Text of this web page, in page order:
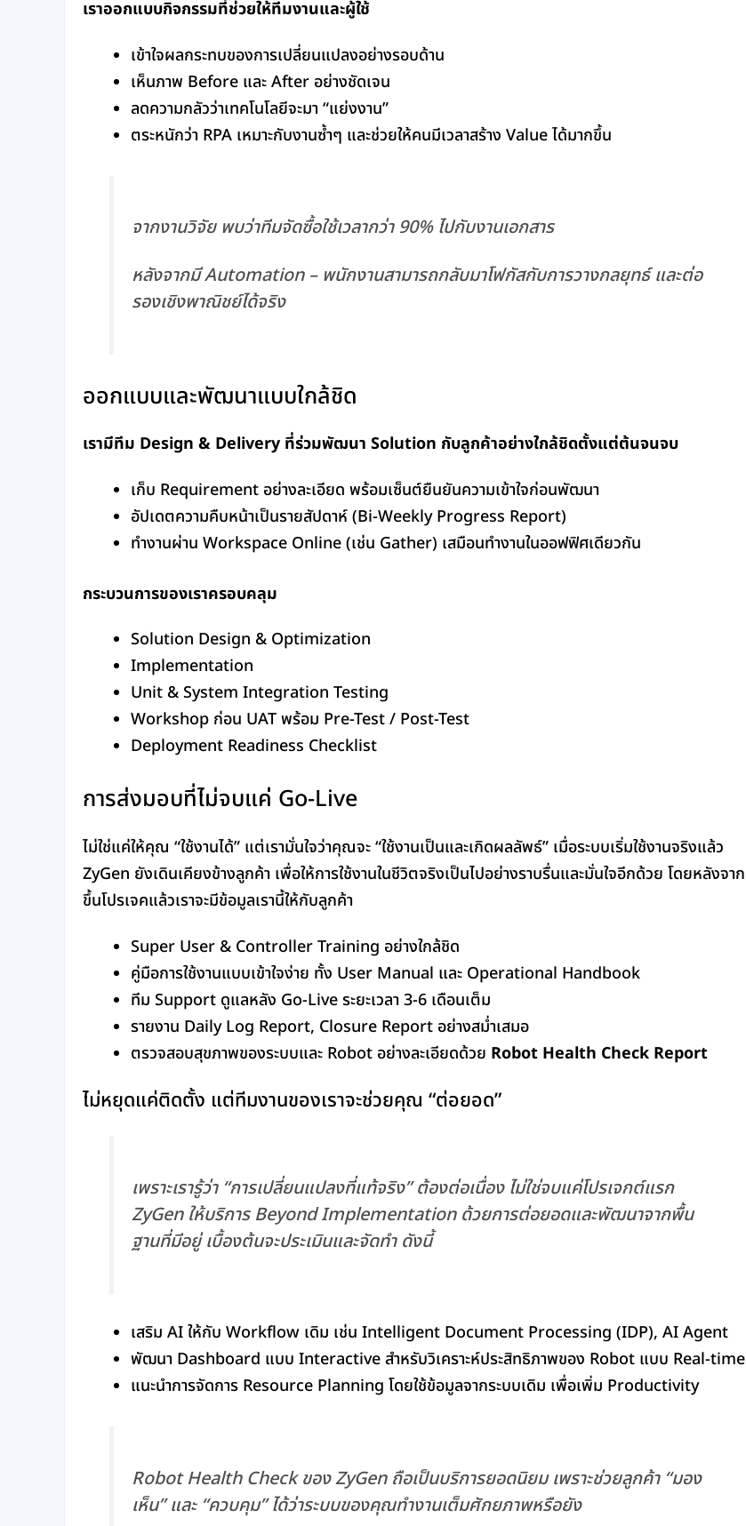
เราออกแบบกิจกรรมที่ช่วยให้ทีมงานและผู้ใช้
เข้าใจผลกระทบของการเปลี่ยนแปลงอย่างรอบด้าน
เห็นภาพ Before และ After อย่างชัดเจน
ลดความกลัวว่าเทคโนโลยีจะมา “แย่งงาน”
ตระหนักว่า RPA เหมาะกับงานซ้ำๆ และช่วยให้คนมีเวลาสร้าง Value ได้มากขึ้น
จากงานวิจัย พบว่าทีมจัดซื้อใช้เวลากว่า 90% ไปกับงานเอกสาร
หลังจากมี Automation – พนักงานสามารถกลับมาโฟกัสกับการวางกลยุทธ์ และต่อ
รองเชิงพาณิชย์ได้จริง
ออกแบบและพัฒนาแบบใกล้ชิด
เรามีทีม Design & Delivery ที่ร่วมพัฒนา Solution กับลูกค้าอย่างใกล้ชิดตั้งแต่ต้นจนจบ
เก็บ Requirement อย่างละเอียด พร้อมเซ็นต์ยืนยันความเข้าใจก่อนพัฒนา
อัปเดตความคืบหน้าเป็นรายสัปดาห์ (Bi-Weekly Progress Report)
ทำงานผ่าน Workspace Online (เช่น Gather) เสมือนทำงานในออฟฟิศเดียวกัน
กระบวนการของเราครอบคลุม
Solution Design & Optimization
Implementation
Unit & System Integration Testing
Workshop ก่อน UAT พร้อม Pre-Test / Post-Test
Deployment Readiness Checklist
การส่งมอบที่ไม่จบแค่ Go-Live
ไม่ใช่แค่ให้คุณ “ใช้งานได้” แต่เรามั่นใจว่าคุณจะ “ใช้งานเป็นและเกิดผลลัพธ์” เมื่อระบบเริ่มใช้งานจริงแล้ว
ZyGen ยังเดินเคียงข้างลูกค้า เพื่อให้การใช้งานในชีวิตจริงเป็นไปอย่างราบรื่นและมั่นใจอีกด้วย โดยหลังจาก
ขึ้นโปรเจคแล้วเราจะมีข้อมูลเรานี้ให้กับลูกค้า
Super User & Controller Training อย่างใกล้ชิด
คู่มือการใช้งานแบบเข้าใจง่าย ทั้ง User Manual และ Operational Handbook
ทีม Support ดูแลหลัง Go-Live ระยะเวลา 3-6 เดือนเต็ม
รายงาน Daily Log Report, Closure Report อย่างสม่ำเสมอ
ตรวจสอบสุขภาพของระบบและ Robot อย่างละเอียดด้วย Robot Health Check Report
ไม่หยุดแค่ติดตั้ง แต่ทีมงานของเราจะช่วยคุณ “ต่อยอด”
เพราะเรารู้ว่า “การเปลี่ยนแปลงที่แท้จริง” ต้องต่อเนื่อง ไม่ใช่จบแค่โปรเจกต์แรก
ZyGen ให้บริการ Beyond Implementation ด้วยการต่อยอดและพัฒนาจากพื้น
ฐานที่มีอยู่ เบื้องต้นจะประเมินและจัดทำ ดังนี้
เสริม AI ให้กับ Workflow เดิม เช่น Intelligent Document Processing (IDP), AI Agent
พัฒนา Dashboard แบบ Interactive สำหรับวิเคราะห์ประสิทธิภาพของ Robot แบบ Real-time
แนะนำการจัดการ Resource Planning โดยใช้ข้อมูลจากระบบเดิม เพื่อเพิ่ม Productivity
Robot Health Check ของ ZyGen ถือเป็นบริการยอดนิยม เพราะช่วยลูกค้า “มอง
เห็น” และ “ควบคุม” ได้ว่าระบบของคุณทำงานเต็มศักยภาพหรือยัง